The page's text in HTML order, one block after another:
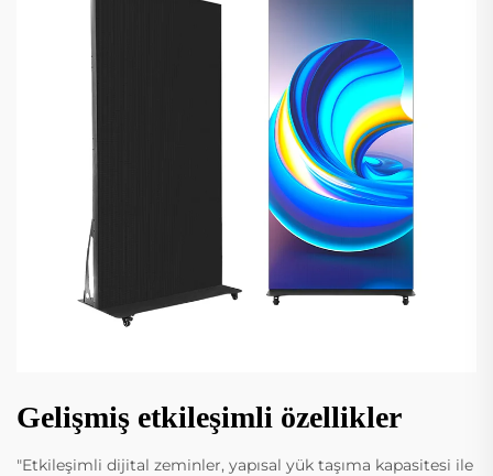
Gelişmiş etkileşimli özellikler
"Etkileşimli dijital zeminler, yapısal yük taşıma kapasitesi ile